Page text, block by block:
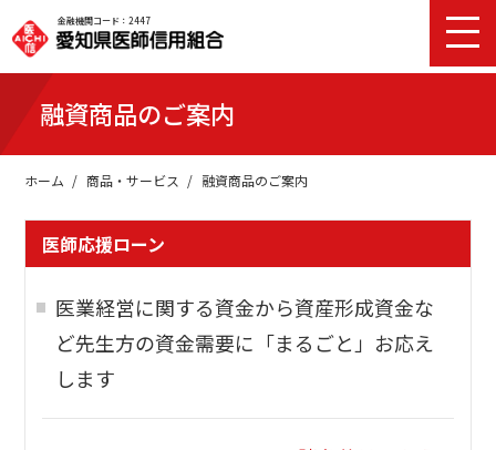
金融機関コード：2447
融資商品のご案内
ホーム 商品・サービス 融資商品のご案内
医師応援ローン
医業経営に関する資金から資産形成資金な
ど先生方の資金需要に「まるごと」お応え
します